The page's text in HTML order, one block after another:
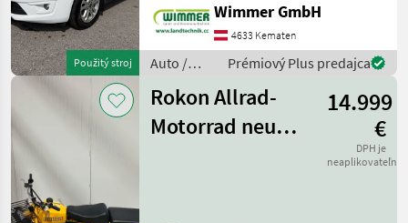
Použitý stroj
seine hohe
Alltagstauglichkeit, den
großzügigen Innenraum
und eine umfangreiche
Ausstattung. Das
Wimmer GmbH
4633 Kematen
Auto /
/ Ford
Prémiový Plus predajca
Rokon Allrad-
Motorrad neu
14.999
€
DPH je
neaplikovateľné